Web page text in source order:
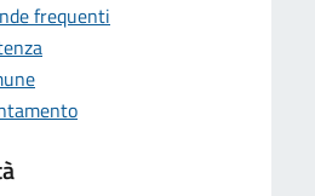
frequenti